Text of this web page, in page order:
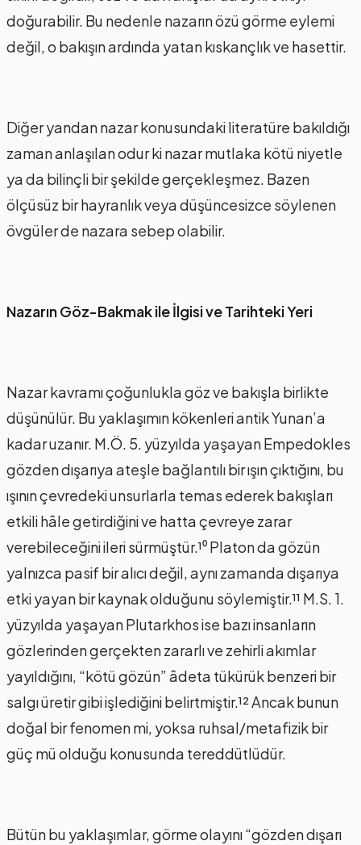
doğurabilir. Bu nedenle nazarın özü görme eylemi
değil, o bakışın ardında yatan kıskançlık ve hasettir.
Diğer yandan nazar konusundaki literatüre bakıldığı
zaman anlaşılan odur ki nazar mutlaka kötü niyetle
ya da bilinçli bir şekilde gerçekleşmez. Bazen
ölçüsüz bir hayranlık veya düşüncesizce söylenen
övgüler de nazara sebep olabilir.
Nazarın Göz-Bakmak ile İlgisi ve Tarihteki Yeri
Nazar kavramı çoğunlukla göz ve bakışla birlikte
düşünülür. Bu yaklaşımın kökenleri antik Yunan’a
kadar uzanır. M.Ö. 5. yüzyılda yaşayan Empedokles
gözden dışarıya ateşle bağlantılı bir ışın çıktığını, bu
ışının çevredeki unsurlarla temas ederek bakışları
etkili hâle getirdiğini ve hatta çevreye zarar
verebileceğini ileri sürmüştür.¹⁰ Platon da gözün
yalnızca pasif bir alıcı değil, aynı zamanda dışarıya
etki yayan bir kaynak olduğunu söylemiştir.¹¹ M.S. 1.
yüzyılda yaşayan Plutarkhos ise bazı insanların
gözlerinden gerçekten zararlı ve zehirli akımlar
yayıldığını, “kötü gözün” âdeta tükürük benzeri bir
salgı üretir gibi işlediğini belirtmiştir.¹² Ancak bunun
doğal bir fenomen mi, yoksa ruhsal/metafizik bir
güç mü olduğu konusunda tereddütlüdür.
Bütün bu yaklaşımlar, görme olayını “gözden dışarı